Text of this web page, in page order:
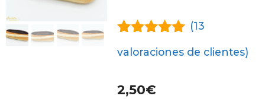
4.85 de 5
(13
valoraciones de clientes)
2,50€